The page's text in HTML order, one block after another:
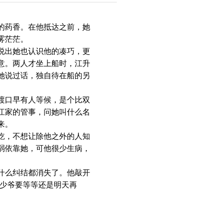
香。在他抵达之前，她
茫。
她也认识他的凑巧，更
。两人才坐上船时，江升
说过话，独自待在船的另
早有人等候，是个比双
家的管事，问她叫什么名
不想让除他之外的人知
靠她，可他很少生病，
纠结都消失了。他敲开
爷要等等还是明天再